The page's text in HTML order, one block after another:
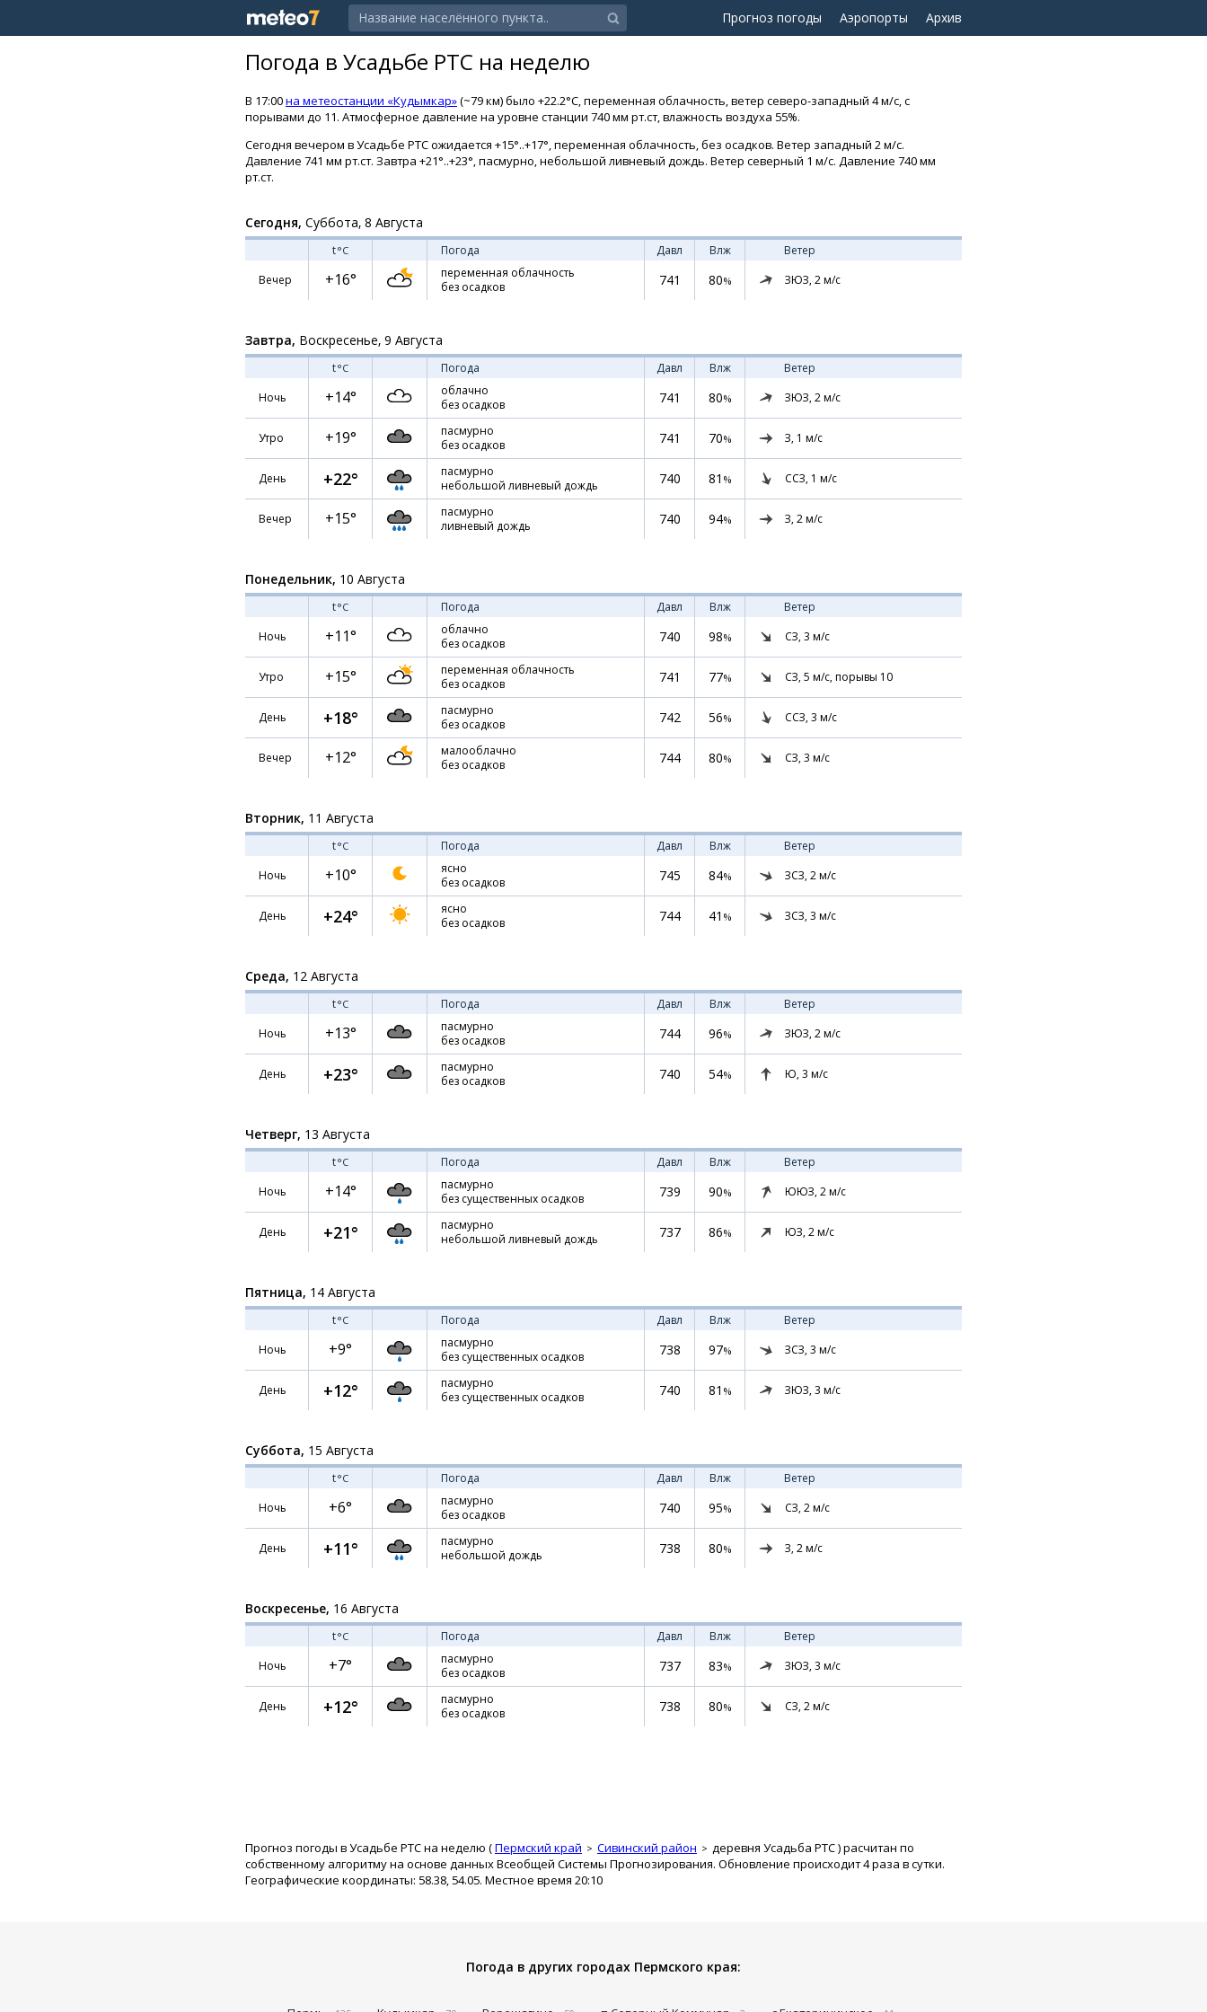
Прогноз погоды Аэропорты Архив
Погода в Усадьбе РТС на неделю
В 17:00на метеостанции «Кудымкар»(~79 км) было +22.2°C, переменная облачность, ветер северо-западный 4 м/с, с
порывами до 11. Атмосферное давление на уровне станции 740 мм рт.ст, влажность воздуха 55%.
Сегодня вечером в Усадьбе РТС ожидается +15°..+17°, переменная облачность, без осадков. Ветер западный 2 м/с.
Давление 741 мм рт.ст. Завтра +21°..+23°, пасмурно, небольшой ливневый дождь. Ветер северный 1 м/с. Давление 740 мм
рт.ст.
Сегодня, Суббота, 8 Августа
t°C Погода Давл Влж
Ветер
Вечер
+16°
переменная облачность
без осадков
741 80% ЗЮЗ, 2м/с
Завтра, Воскресенье, 9 Августа
t°C Погода Давл Влж
Ветер
Ночь
+14°
облачно
без осадков
741 80% ЗЮЗ, 2м/с
Утро +19°
пасмурно
без осадков
741 70% З, 1 м/с
День +22°
пасмурно
небольшой ливневый дождь
740 81 % ССЗ, 1 м/с
Вечер +15°
пасмурно
ливневый дождь
740 94% З, 2м/с
Понедельник, 10 Августа
t°C Погода Давл Влж
Ветер
Ночь
+11°
облачно
без осадков
740 98% СЗ, 3 м/с
Утро +15°
переменная облачность
без осадков
741 77% СЗ, 5 м/с, порывы 10
День +18°
пасмурно
без осадков
742 56% ССЗ, 3 м/с
Вечер +12°
малооблачно
без осадков
744 80% СЗ, 3 м/с
Вторник, 11 Августа
t°C Погода Давл Влж
Ветер
Ночь
+10°
ясно
без осадков
745 84% ЗСЗ, 2м/с
День +24°
ясно
без осадков
744 41 % ЗСЗ, 3 м/с
Среда, 12 Августа
t°C Погода Давл Влж
Ветер
Ночь
+13°
пасмурно
без осадков
744 96% ЗЮЗ, 2м/с
День +23°
пасмурно
без осадков
740 54% Ю, 3 м/с
Четверг, 13 Августа
t°C Погода Давл Влж
Ветер
Ночь
+14°
пасмурно
без существенных осадков
739 90% ЮЮЗ, 2м/с
День +21°
пасмурно
небольшой ливневый дождь
737 86% ЮЗ, 2м/с
Пятница, 14 Августа
t°C Погода Давл Влж
Ветер
Ночь
+9°
пасмурно
без существенных осадков
738 97% ЗСЗ, 3 м/с
День +12°
пасмурно
без существенных осадков
740 81 % ЗЮЗ, 3 м/с
Суббота, 15 Августа
t°C Погода Давл Влж
Ветер
Ночь
+6°
пасмурно
без осадков
740 95% СЗ, 2м/с
День +11°
пасмурно
небольшой дождь
738 80% З, 2м/с
Воскресенье, 16 Августа
t°C Погода Давл Влж
Ветер
Ночь
+7°
пасмурно
без осадков
737 83% ЗЮЗ, 3 м/с
День +12°
пасмурно
без осадков
738 80% СЗ, 2м/с
Прогноз погоды в Усадьбе РТС на неделю (Пермский край Сивинский район деревня Усадьба РТС) расчитан по
собственному алгоритму на основе данных Всеобщей Системы Прогнозирования. Обновление происходит 4 раза в сутки.
Географические координаты: 58.38, 54.05. Местное время 20:10
Погода в других городах Пермского края: